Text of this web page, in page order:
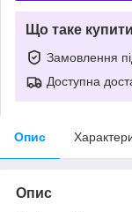
Що таке
Замовлення
Доступна
Опис
Опис